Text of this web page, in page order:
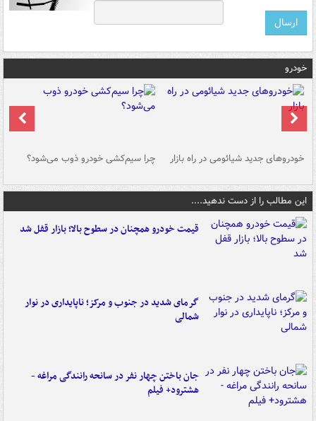
خودرو
خودروهای جدید شیائومی در راه بازار چرا سیم‌کشی خودرو ذوب می‌شود؟
این مطالب را از دست ندهید....
قیمت خودرو همچنان در سطوح بالا؛ بازار قفل شد
گرمای شدید در جنوب و مرکز؛ ناپایداری در نوار
شمالی
جان باختن چهار نفر در سانحه رانندگی مراغه -
هشترود+ فیلم